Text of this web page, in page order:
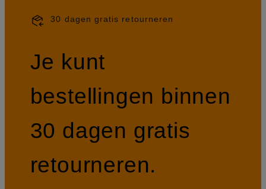
30 dagen gratis retourneren
Je kunt
bestellingen binnen
30 dagen gratis
retourneren.